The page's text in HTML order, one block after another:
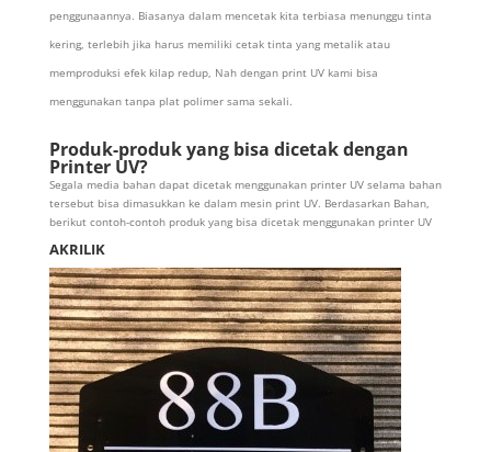
penggunaannya. Biasanya dalam mencetak kita terbiasa menunggu tinta
kering, terlebih jika harus memiliki cetak tinta yang metalik atau
memproduksi efek kilap redup, Nah dengan print UV kami bisa
menggunakan tanpa plat polimer sama sekali.
Produk-produk yang bisa dicetak dengan
Printer UV?
Segala media bahan dapat dicetak menggunakan printer UV selama bahan
tersebut bisa dimasukkan ke dalam mesin print UV. Berdasarkan Bahan,
berikut contoh-contoh produk yang bisa dicetak menggunakan printer UV
AKRILIK